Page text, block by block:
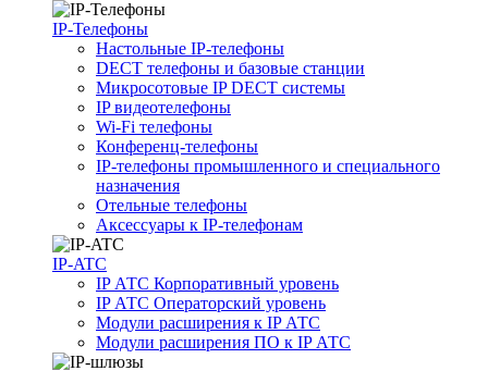
IP-Телефоны
Настольные IP-телефоны
DECT телефоны и базовые станции
Микросотовые IP DECT системы
IP видеотелефоны
Wi-Fi телефоны
Конференц-телефоны
IP-телефоны промышленного и специального
назначения
Отельные телефоны
Аксессуары к IP-телефонам
IP-ATC
IP АТС Корпоративный уровень
IP АТС Операторский уровень
Модули расширения к IP АТС
Модули расширения ПО к IP АТС